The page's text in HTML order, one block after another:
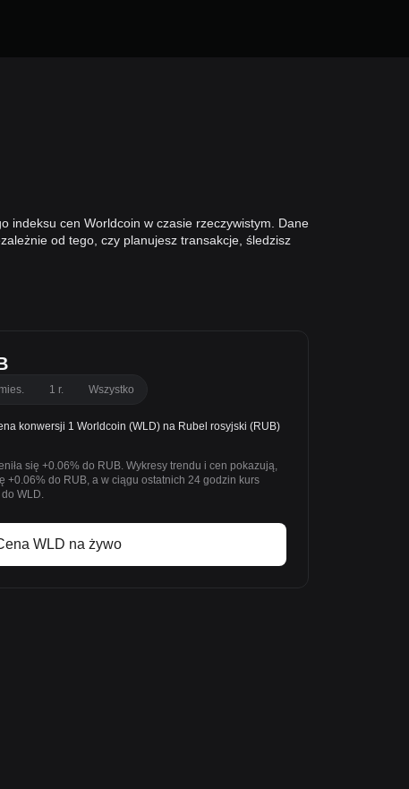
indeksu cen Worldcoin w czasie rzeczywistym. Dane
od tego, czy planujesz transakcje, śledzisz
1 r. Wszystko
konwersji 1 Worldcoin (WLD) na Rubel rosyjski (RUB)
się +0.06% do RUB. Wykresy trendu i cen pokazują,
+0.06% do RUB, a w ciągu ostatnich 24 godzin kurs
WLD.
WLD na żywo